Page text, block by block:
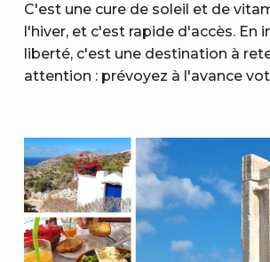
C'est une cure de soleil et de
l'hiver, et c'est rapide d'accès. En
liberté, c'est une destination à
attention : prévoyez à l'avance